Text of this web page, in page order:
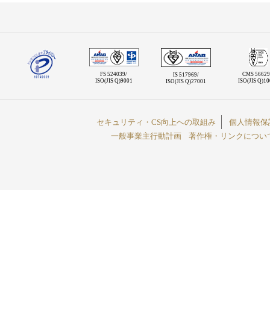
FS 524039/
ISO(JIS Q)9001
IS 517969/
ISO(JIS Q)27001
CMS
ISO(JIS
セキュリティ・CS向上への取組み
個人情報保
一般事業主行動計画
著作権・リンクについ